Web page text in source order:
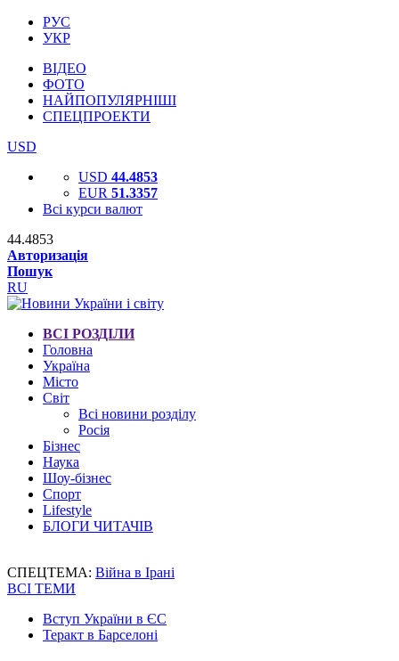
РУС
УКР
ВІДЕО
ФОТО
НАЙПОПУЛЯРНІШІ
СПЕЦПРОЕКТИ
USD
USD 44.4853
EUR 51.3357
Всі курси валют
44.4853
Авторизація
Пошук
RU
ВСІ РОЗДІЛИ
Головна
Україна
Місто
Світ
Всі новини розділу
Росія
Бізнес
Наука
Шоу-бізнес
Спорт
Lifestyle
БЛОГИ ЧИТАЧІВ
СПЕЦТЕМА: Війна в Ірані
ВСІ ТЕМИ
Вступ України в ЄС
Теракт в Барселоні